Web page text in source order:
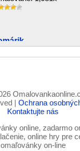
367x
| Ochrana
Kontaktujte nás
online, zadarmo
online hry pre
omaľovánky on-line